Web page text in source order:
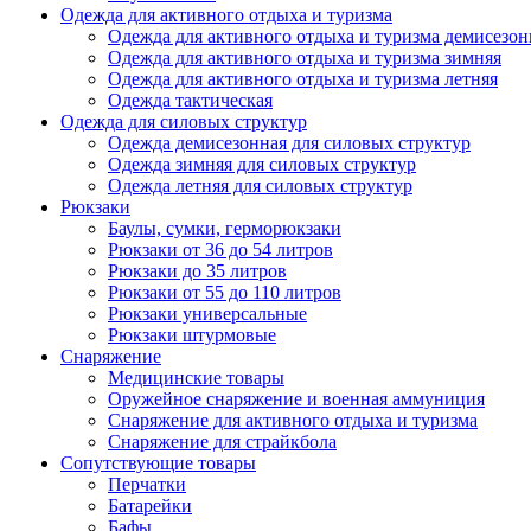
Одежда для активного отдыха и туризма
Одежда для активного отдыха и туризма
Одежда для активного отдыха и туризма зимняя
Одежда для активного отдыха и туризма летняя
Одежда тактическая
Одежда для силовых структур
Одежда демисезонная для силовых структур
Одежда зимняя для силовых структур
Одежда летняя для силовых структур
Рюкзаки
Баулы, сумки, герморюкзаки
Рюкзаки от 36 до 54 литров
Рюкзаки до 35 литров
Рюкзаки от 55 до 110 литров
Рюкзаки универсальные
Рюкзаки штурмовые
Снаряжение
Медицинские товары
Оружейное снаряжение и военная аммуниция
Снаряжение для активного отдыха и туризма
Снаряжение для страйкбола
Сопутствующие товары
Перчатки
Батарейки
Бафы